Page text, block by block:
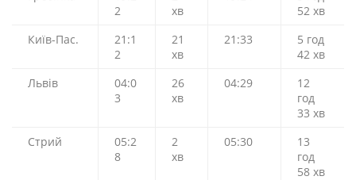
2
хв
52 хв
Київ-Пас.
21:1
2
21
хв
21:33
5 год
42 хв
Львів
04:0
3
26
хв
04:29
12
год
33 хв
Стрий
05:2
8
2
хв
05:30
13
год
58 хв